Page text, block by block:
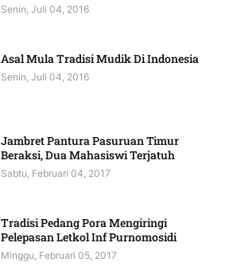
Senin, Juli 04, 2016
Asal Mula Tradisi Mudik Di Indonesia
Senin, Juli 04, 2016
Jambret Pantura Pasuruan Timur
Beraksi, Dua Mahasiswi Terjatuh
Sabtu, Februari 04, 2017
Tradisi Pedang Pora Mengiringi
Pelepasan Letkol Inf Purnomosidi
Minggu, Februari 05, 2017